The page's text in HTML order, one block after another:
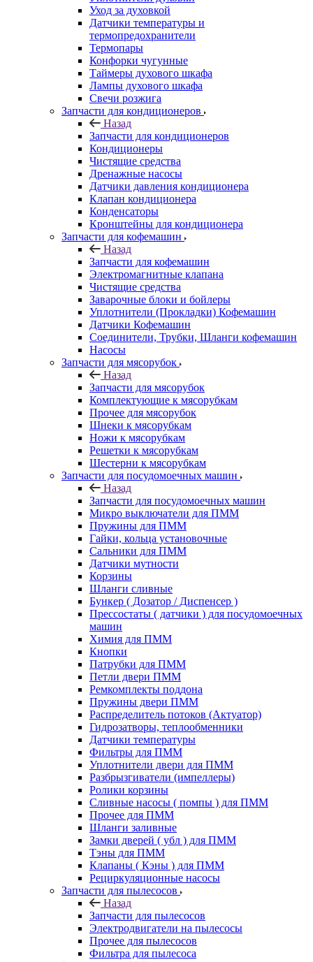
Уход за духовкой
Датчики температуры и
термопредохранители
Термопары
Конфорки чугунные
Таймеры духового шкафа
Лампы духового шкафа
Свечи розжига
Запчасти для кондиционеров
Назад
Запчасти для кондиционеров
Кондиционеры
Чистящие средства
Дренажные насосы
Датчики давления кондиционера
Клапан кондиционера
Конденсаторы
Кронштейны для кондиционера
Запчасти для кофемашин
Назад
Запчасти для кофемашин
Электромагнитные клапана
Чистящие средства
Заварочные блоки и бойлеры
Уплотнители (Прокладки) Кофемашин
Датчики Кофемашин
Соединители, Трубки, Шланги кофемашин
Насосы
Запчасти для мясорубок
Назад
Запчасти для мясорубок
Комплектующие к мясорубкам
Прочее для мясорубок
Шнеки к мясорубкам
Ножи к мясорубкам
Решетки к мясорубкам
Шестерни к мясорубкам
Запчасти для посудомоечных машин
Назад
Запчасти для посудомоечных машин
Микро выключатели для ПММ
Пружины для ПММ
Гайки, кольца установочные
Сальники для ПММ
Датчики мутности
Корзины
Шланги сливные
Бункер ( Дозатор / Диспенсер )
Прессостаты ( датчики ) для посудомоечных
машин
Химия для ПММ
Кнопки
Патрубки для ПММ
Петли двери ПММ
Ремкомплекты поддона
Пружины двери ПММ
Распределитель потоков (Актуатор)
Гидрозатворы, теплообменники
Датчики температуры
Фильтры для ПММ
Уплотнители двери для ПММ
Разбрызгиватели (импеллеры)
Ролики корзины
Сливные насосы ( помпы ) для ПММ
Прочее для ПММ
Шланги заливные
Замки дверей ( убл ) для ПММ
Тэны для ПММ
Клапаны ( Кэны ) для ПММ
Рециркуляционные насосы
Запчасти для пылесосов
Назад
Запчасти для пылесосов
Электродвигатели на пылесосы
Прочее для пылесосов
Фильтра для пылесоса